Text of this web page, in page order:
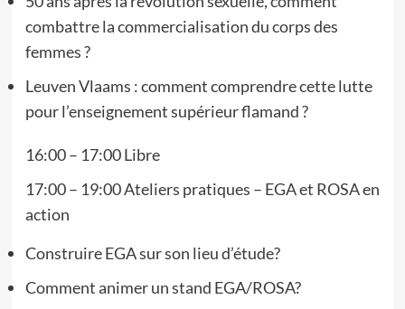
combattre la commercialisation du corps des
femmes ?
Leuven Vlaams : comment comprendre cette lutte
pour l’enseignement supérieur flamand ?
16:00 – 17:00 Libre
17:00 – 19:00 Ateliers pratiques – EGA et ROSA en
action
Construire EGA sur son lieu d’étude?
Comment animer un stand EGA/ROSA?